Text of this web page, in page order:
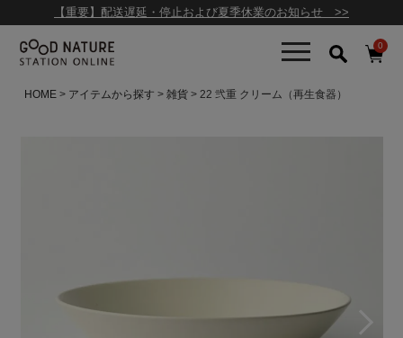
【重要】配送遅延・停止および夏季休業のお知らせ >>
0
HOME アイテムから探す 雑貨 22 弐重 クリーム（再生食器）